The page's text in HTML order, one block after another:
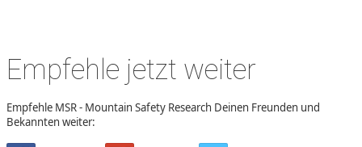
Empfehle jetzt weiter
Empfehle MSR - Mountain Safety Research Deinen Freunden und
Bekannten weiter: